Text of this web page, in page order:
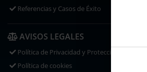
Referencias y Casos de Éxito
AVISOS LEGALES
Política de Privacidad y Protección de Datos
Política de cookies